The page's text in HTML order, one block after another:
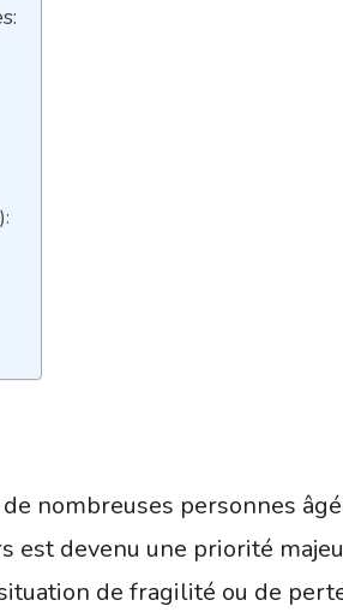
nombreuses personnes
est devenu une priorité
de fragilité ou de